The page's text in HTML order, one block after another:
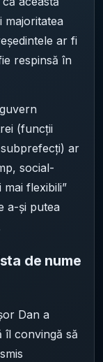
majoritatea
ar fi
respinsă în
(funcții
ar
social-
flexibili”
a-și putea
de nume
Dan a
îl convingă să